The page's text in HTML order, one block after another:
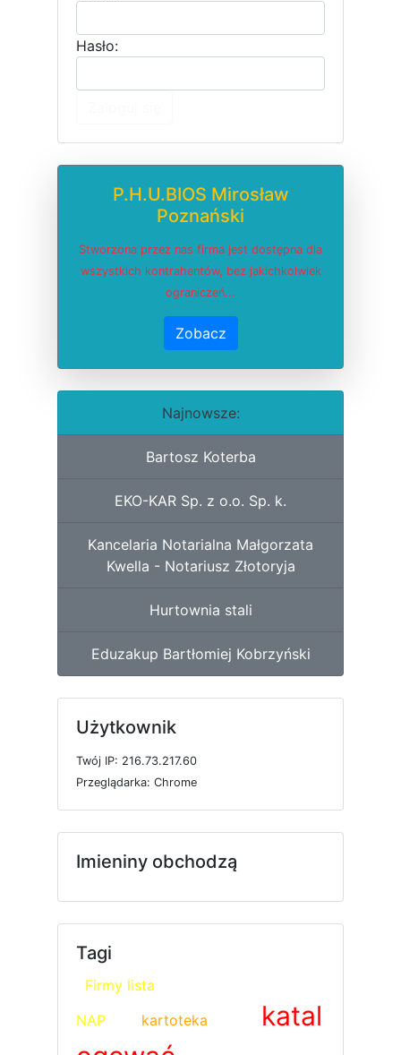
Hasło:
P.H.U.BIOS Mirosław
Poznański
Stworzona przez nas firma jest dostępna dla
wszystkich kontrahentów, bez jakichkolwiek
ograniczeń...
Zobacz
Najnowsze:
Bartosz Koterba
EKO-KAR Sp. z o.o. Sp. k.
Kancelaria Notarialna Małgorzata
Kwella - Notariusz Złotoryja
Hurtownia stali
Eduzakup Bartłomiej Kobrzyński
Użytkownik
Twój IP: 216.73.217.60
Przeglądarka: Chrome
Imieniny obchodzą
Tagi
Firmy lista
NAP
kartoteka
katal